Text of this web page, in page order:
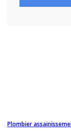
Plombier